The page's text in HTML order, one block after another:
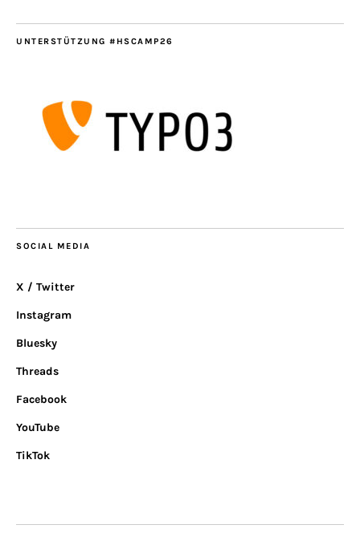
UNTERSTÜTZUNG #HSCAMP26
SOCIAL MEDIA
X / Twitter
Instagram
Bluesky
Threads
Facebook
YouTube
TikTok